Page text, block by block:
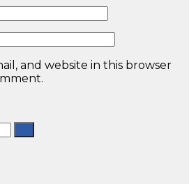
and website in this browser